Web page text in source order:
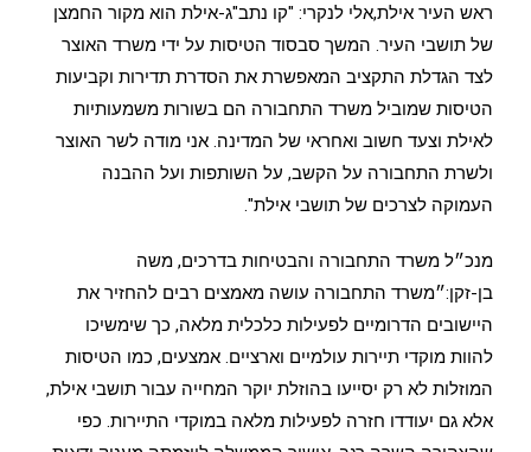
ראש העיר אילת,אלי לנקרי: "קו נתב"ג-אילת הוא מקור החמצן
של תושבי העיר. המשך סבסוד הטיסות על ידי משרד האוצר
לצד הגדלת התקציב המאפשרת את הסדרת תדירות וקביעות
הטיסות שמוביל משרד התחבורה הם בשורות משמעותיות
לאילת וצעד חשוב ואחראי של המדינה. אני מודה לשר האוצר
ולשרת התחבורה על הקשב, על השותפות ועל ההבנה
העמוקה לצרכים של תושבי אילת".
מנכ״ל משרד התחבורה והבטיחות בדרכים, משה
בן-זקן:״משרד התחבורה עושה מאמצים רבים להחזיר את
היישובים הדרומיים לפעילות כלכלית מלאה, כך שימשיכו
להוות מוקדי תיירות עולמיים וארציים. אמצעים, כמו הטיסות
המוזלות לא רק יסייעו בהוזלת יוקר המחייה עבור תושבי אילת,
אלא גם יעודדו חזרה לפעילות מלאה במוקדי התיירות. כפי